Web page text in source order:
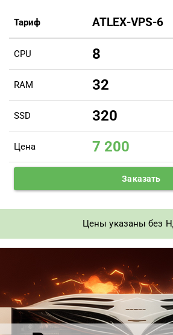
Тариф ATLEX-VPS-6
CPU 8
RAM 32
SSD 320
Цена 7 200
Заказать
Цены указаны без